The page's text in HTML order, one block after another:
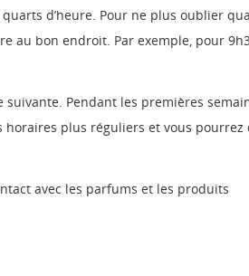
d’heure. Pour ne plus oublier
au bon endroit. Par exemple, pour
Pendant les premières
horaires plus réguliers et vous pourrez
avec les parfums et les produits